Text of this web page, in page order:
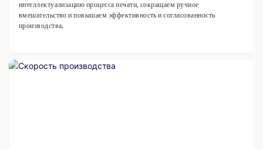
интеллектуализацию процесса печати, сокращаем ручное
вмешательство и повышаем эффективность и согласованность
производства.